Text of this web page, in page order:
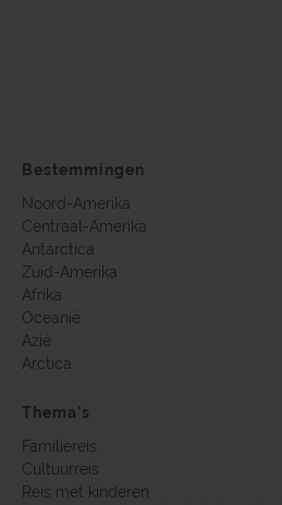
Bestemmingen
Noord-Amerika
Centraal-Amerika
Antarctica
Zuid-Amerika
Afrika
Oceanië
Azië
Arctica
Thema’s
Familiereis
Cultuurreis
Reis met kinderen